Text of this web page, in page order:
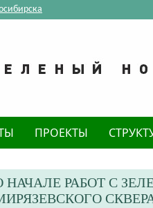
ПРОЕКТЫ
НАЧАЛЕ РАБОТ С